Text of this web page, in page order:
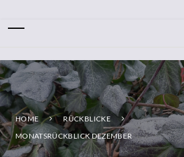
HOME
RÜCKBLICKE
MONATSRÜCKBLICK DEZEMBER